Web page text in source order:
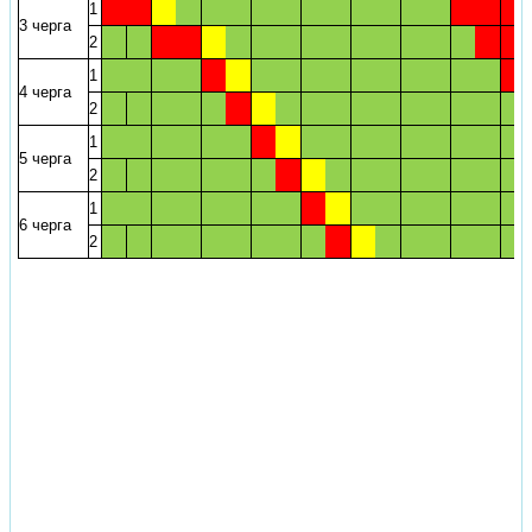
3 черга
1
2
4 черга
1
2
5 черга
1
2
6 черга
1
2